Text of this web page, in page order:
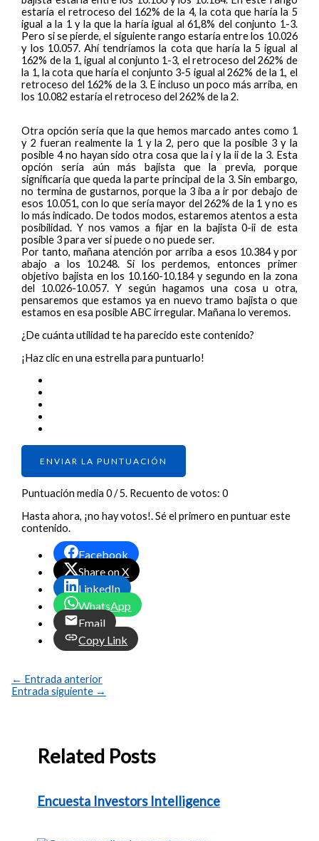
estaría el retroceso del 162% de la 4, la cota que haría la 5
igual a la 1 y la que la haría igual al 61,8% del conjunto 1-3.
Pero si se pierde, el siguiente rango estaría entre los 10.026
y los 10.057. Ahí tendríamos la cota que haría la 5 igual al
162% de la 1, igual al conjunto 1-3, el retroceso del 262% de
la 1, la cota que haría el conjunto 3-5 igual al 262% de la 1, el
retroceso del 162% de la 3. E incluso un poco más arriba, en
los 10.082 estaría el retroceso del 262% de la 2.
Otra opción sería que la que hemos marcado antes como 1
y 2 fueran realmente la 1 y la 2, pero que la posible 3 y la
posible 4 no hayan sido otra cosa que la i y la ii de la 3. Esta
opción sería aún más bajista que la previa, porque
significaría que queda la parte principal de la 3. Sin embargo,
no termina de gustarnos, porque la 3 iba a ir por debajo de
esos 10.051, con lo que sería mayor del 262% de la 1 y no es
lo más indicado. De todos modos, estaremos atentos a esta
posibilidad. Y nos vamos a fijar en la bajista 0-ii de esta
posible 3 para ver si puede o no puede ser.
Por tanto, mañana atención por arriba a esos 10.384 y por
abajo a los 10.248. Si los perdemos, entonces primer
objetivo bajista en los 10.160-10.184 y segundo en la zona
del 10.026-10.057. Y según hagamos una cosa u otra,
pensaremos que estamos ya en nuevo tramo bajista o que
estamos en esa posible ABC irregular. Mañana lo veremos.
¿De cuánta utilidad te ha parecido este contenido?
¡Haz clic en una estrella para puntuarlo!
ENVIAR LA PUNTUACIÓN
Puntuación media0/ 5. Recuento de votos:0
Hasta ahora, ¡no hay votos!. Sé el primero en puntuar este
contenido.
Facebook
Share on X
LinkedIn
WhatsApp
Email
Copy Link
← Entrada anterior
Entrada siguiente →
Related Posts
Encuesta Investors Intelligence